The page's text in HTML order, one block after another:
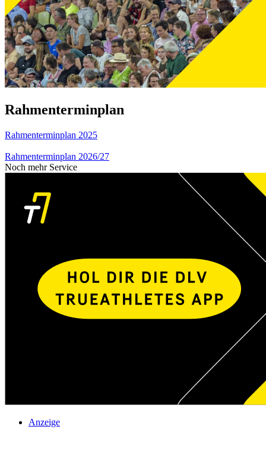
Rahmenterminplan
Rahmenterminplan 2025
Rahmenterminplan 2026/27
Noch mehr Service
Anzeige